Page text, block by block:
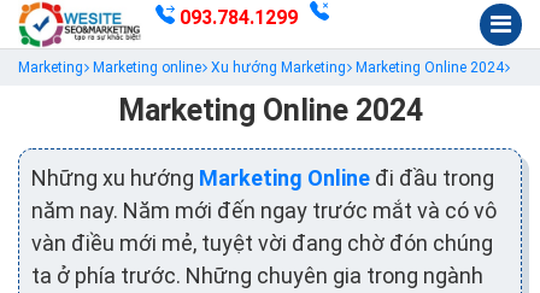
093.784.1299
Marketing Marketing online Xu hướng Marketing Marketing Online 2024
Marketing Online 2024
Những xu hướng Marketing Online đi đầu trong
năm nay. Năm mới đến ngay trước mắt và có vô
vàn điều mới mẻ, tuyệt vời đang chờ đón chúng
ta ở phía trước. Những chuyên gia trong ngành